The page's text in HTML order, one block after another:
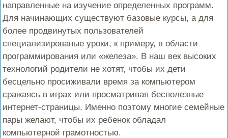
направленные на изучение определенных программ.
Для начинающих существуют базовые курсы, а для
более продвинутых пользователей
специализированые уроки, к примеру, в области
программирования или «железа». В наш век высоких
технологий родители не хотят, чтобы их дети
бесцельно просиживали время за компьютером
сражаясь в играх или просматривая бесполезные
интернет-страницы. Именно поэтому многие семейные
пары желают, чтобы их ребенок обладал
компьютерной грамотностью.